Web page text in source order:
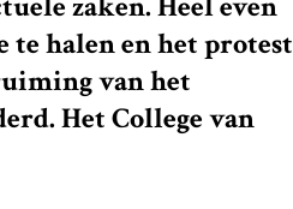
halen en het protest
van het
Het College van